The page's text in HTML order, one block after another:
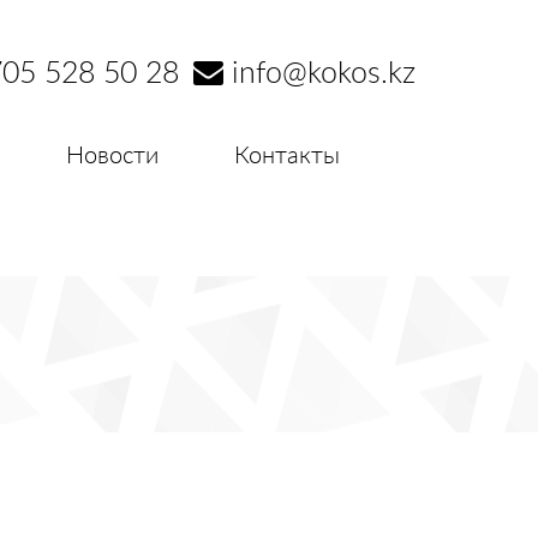
528 50 28 info@kokos.kz
Новости Контакты